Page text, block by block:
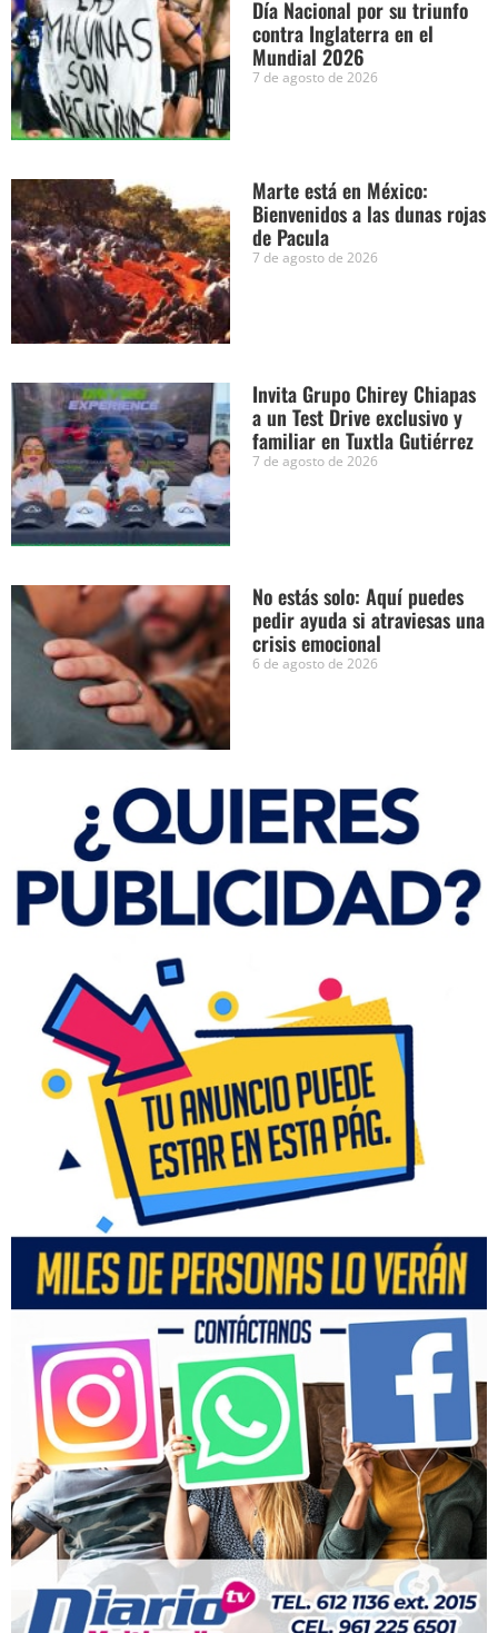
Día Nacional por su triunfo
contra Inglaterra en el
Mundial 2026
7 de agosto de 2026
Marte está en México:
Bienvenidos a las dunas rojas
de Pacula
7 de agosto de 2026
Invita Grupo Chirey Chiapas
a un Test Drive exclusivo y
familiar en Tuxtla Gutiérrez
7 de agosto de 2026
No estás solo: Aquí puedes
pedir ayuda si atraviesas una
crisis emocional
6 de agosto de 2026